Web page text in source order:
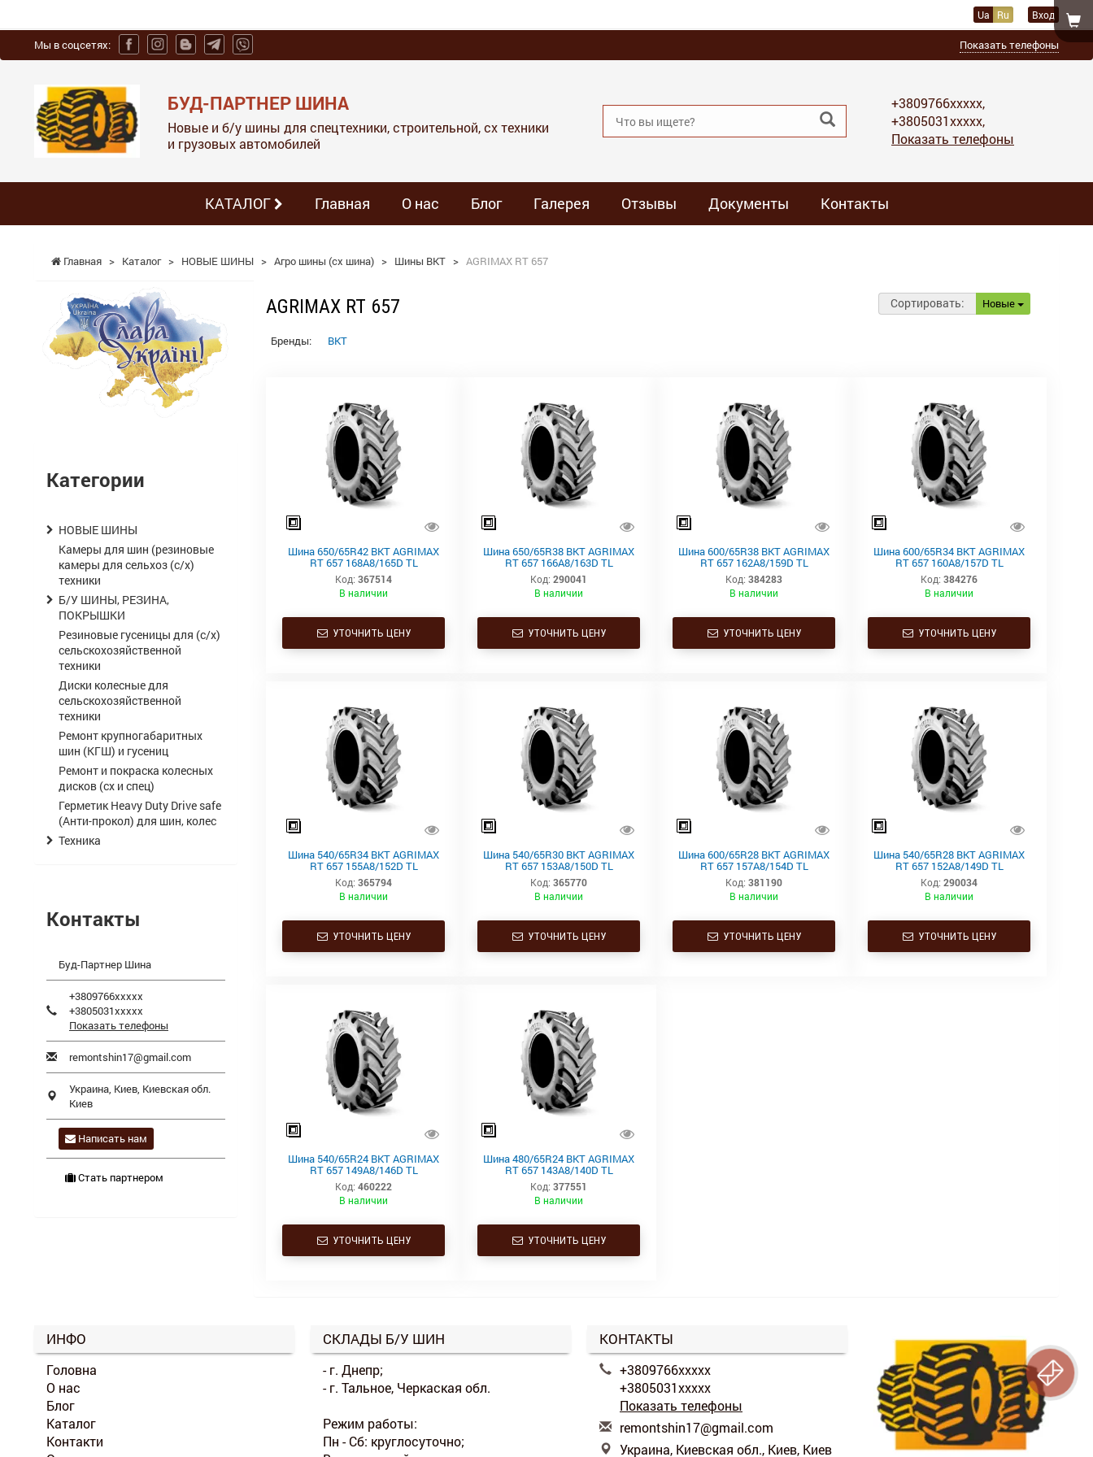
Ua Ru Вход
Мы в соцсетях: Показать телефоны
БУД-ПАРТНЕР ШИНА
Новые и б/у шины для спецтехники, строительной, сх техники
и грузовых автомобилей
+3809766xxxxx,
+3805031xxxxx,
Показать телефоны
КАТАЛОГ Главная О нас Блог Галерея Отзывы Документы Контакты
Главная > Каталог > НОВЫЕ ШИНЫ > Агро шины (сх шина) > Шины BKT > AGRIMAX RT 657
AGRIMAX RT 657 Сортировать: Новые
Бренды: BKT
Шина 650/65R42 BKT AGRIMAX
RT 657 168A8/165D TL
Код: 367514
В наличии
УТОЧНИТЬ ЦЕНУ
Шина 650/65R38 BKT AGRIMAX
RT 657 166A8/163D TL
Код: 290041
В наличии
УТОЧНИТЬ ЦЕНУ
Шина 600/65R38 BKT AGRIMAX
RT 657 162A8/159D TL
Код: 384283
В наличии
УТОЧНИТЬ ЦЕНУ
Шина 600/65R34 BKT AGRIMAX
RT 657 160A8/157D TL
Код: 384276
В наличии
УТОЧНИТЬ ЦЕНУ
Шина 540/65R34 BKT AGRIMAX
RT 657 155A8/152D TL
Код: 365794
В наличии
УТОЧНИТЬ ЦЕНУ
Шина 540/65R30 BKT AGRIMAX
RT 657 153A8/150D TL
Код: 365770
В наличии
УТОЧНИТЬ ЦЕНУ
Шина 600/65R28 BKT AGRIMAX
RT 657 157A8/154D TL
Код: 381190
В наличии
УТОЧНИТЬ ЦЕНУ
Шина 540/65R28 BKT AGRIMAX
RT 657 152A8/149D TL
Код: 290034
В наличии
УТОЧНИТЬ ЦЕНУ
Шина 540/65R24 BKT AGRIMAX
RT 657 149A8/146D TL
Код: 460222
В наличии
УТОЧНИТЬ ЦЕНУ
Шина 480/65R24 BKT AGRIMAX
RT 657 143A8/140D TL
Код: 377551
В наличии
УТОЧНИТЬ ЦЕНУ
Категории
НОВЫЕ ШИНЫ
Камеры для шин (резиновые
камеры для сельхоз (с/х)
техники
Б/У ШИНЫ, РЕЗИНА,
ПОКРЫШКИ
Резиновые гусеницы для (с/х)
сельскохозяйственной
техники
Диски колесные для
сельскохозяйственной
техники
Ремонт крупногабаритных
шин (КГШ) и гусениц
Ремонт и покраска колесных
дисков (сх и спец)
Герметик Heavy Duty Drive safe
(Анти-прокол) для шин, колес
Техника
Контакты
Буд-Партнер Шина
+3809766xxxxx
+3805031xxxxx
Показать телефоны
remontshin17@gmail.com
Украина, Киев Киевская обл.
Киев
Написать нам
Стать партнером
ИНФО
Головна
О нас
Блог
Каталог
Контакти
СКЛАДЫ Б/У ШИН
- г. Днепр;
- г. Тальное, Черкаская обл.
Режим работы:
Пн - Сб: круглосуточно;
КОНТАКТЫ
+3809766xxxxx
+3805031xxxxx
Показать телефоны
remontshin17@gmail.com
Украина, Киевская обл., Киев, Киев